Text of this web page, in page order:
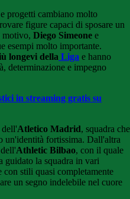
progetti cambiano molto
figure capaci di sposare un
motivo, Diego Simeone e
esempi molto importante.
longevi della Liga e hanno
determinazione e impegno
in streaming gratis su
dell'Atletico Madrid, squadra che
un'identità fortissima. Dall'altra
Athletic Bilbao, con il quale
guidato la squadra in vari
con stili quasi completamente
un segno indelebile nel cuore